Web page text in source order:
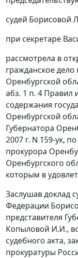
судей Борисовой
при секретаре
рассмотрела в
гражданское
Оренбургской
абз. 1 п. 4 Правил
содержания
Оренбургской
Губернатора
2007 г. N 159-ук,
прокурора
Оренбургского
которым в
Заслушав доклад
Федерации
представителя
Копыловой И.И.,
судебного акта,
прокуратуры